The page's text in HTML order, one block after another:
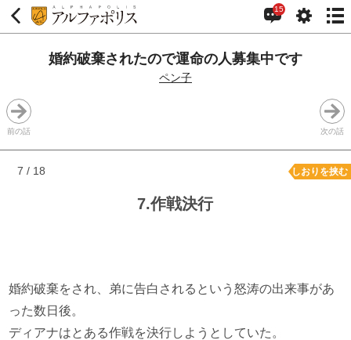
15
婚約破棄されたので運命の人募集中です
ペン子
前の話 次の話
7 / 18 しおりを挟む
7.作戦決行
婚約破棄をされ、弟に告白されるという怒涛の出来事があ
った数日後。
ディアナはとある作戦を決行しようとしていた。